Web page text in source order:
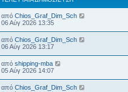
Τ
ε
υ
τ
α
ί
α
δ
η
από Chios_Graf_Dim_Sch
06 Αύγ 2026 13:35
Τ
ε
υ
τ
α
ί
από Chios_Graf_Dim_Sch
06 Αύγ 2026 13:17
Τ
ε
υ
από shipping-mba
05 Αύγ 2026 14:07
Τ
από Chios_Graf_Dim_Sch